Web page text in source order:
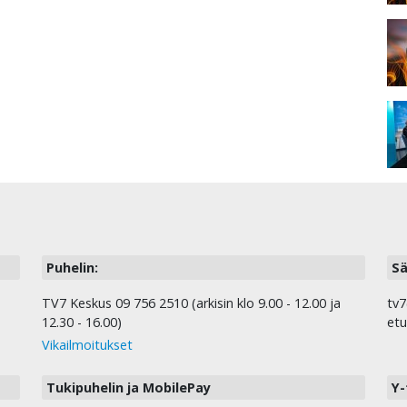
Puhelin:
TV7 Keskus 09 756 2510 (arkisin klo 9.00 - 12.00 ja
12.30 - 16.00)
Vikailmoitukset
Tukipuhelin ja MobilePay